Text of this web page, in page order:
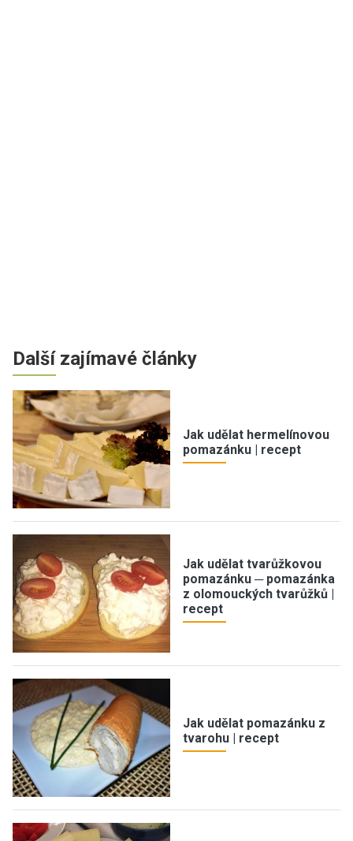
Další zajímavé články
Jak udělat hermelínovou
pomazánku | recept
Jak udělat tvarůžkovou
pomazánku ─ pomazánka
z olomouckých tvarůžků |
recept
Jak udělat pomazánku z
tvarohu | recept